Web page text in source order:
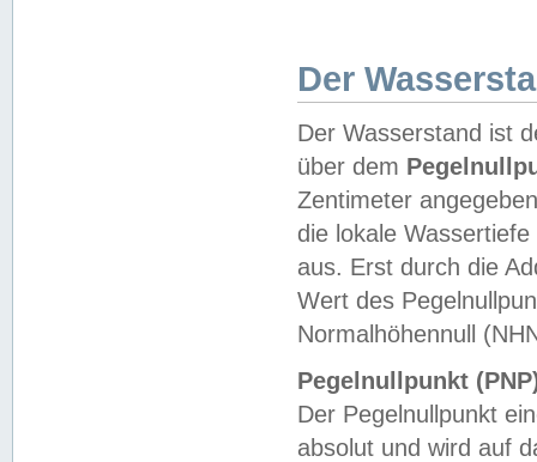
Der
Der Wasserstand ist
über dem
Zentimeter
die lokale
aus. Erst durch die
Wert des
Normalhöhennull
Pegelnullpunkt
Der Pegelnullpunkt
absolut und wird auf